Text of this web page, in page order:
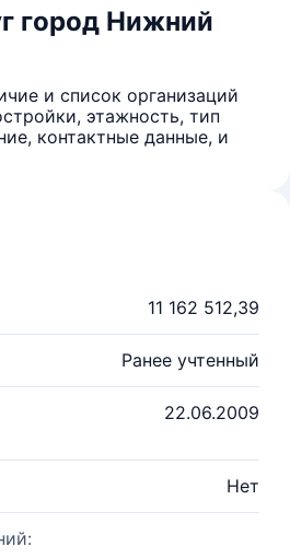
город Нижний
и список организаций
этажность, тип
контактные данные, и
11 162 512,39
Ранее учтенный
22.06.2009
Нет